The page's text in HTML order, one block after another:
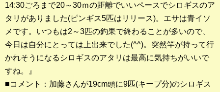
14:30ごろまで20～30ｍの距離でいいペースでシロギスのア
タリがありました(ピンギス5匹はリリース)。エサは青イソ
メです。いつもは2～3匹の釣果で終わることが多いので、
今日は自分にとっては上出来でした(^^)。突然竿が持って行
かれそうになるシロギスのアタリは最高に気持ちがいいで
すね。』
■コメント：加藤さんが19cm頭に9匹(キープ分)のシロギス
2023年 メジナ部門
歴代釣果ランキング
クロダイ部門
メジナ部門
シロギス部門